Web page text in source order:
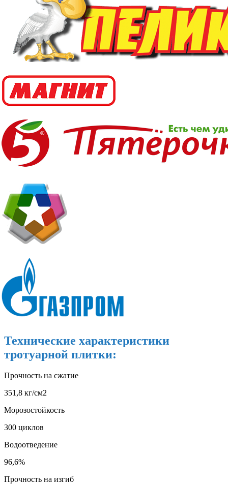
Технические характеристики
тротуарной плитки:
Прочность на сжатие
351,8 кг/см2
Морозостойкость
300 циклов
Водоотведение
96,6%
Прочность на изгиб